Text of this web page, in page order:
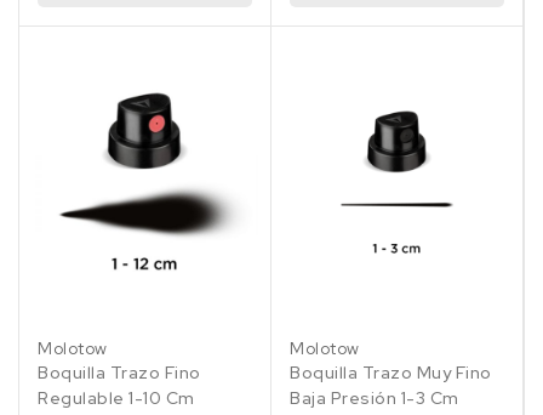
Molotow
Boquilla Trazo Fino
Regulable 1-10 Cm
Molotow
Boquilla Trazo Muy Fino
Baja Presión 1-3 Cm